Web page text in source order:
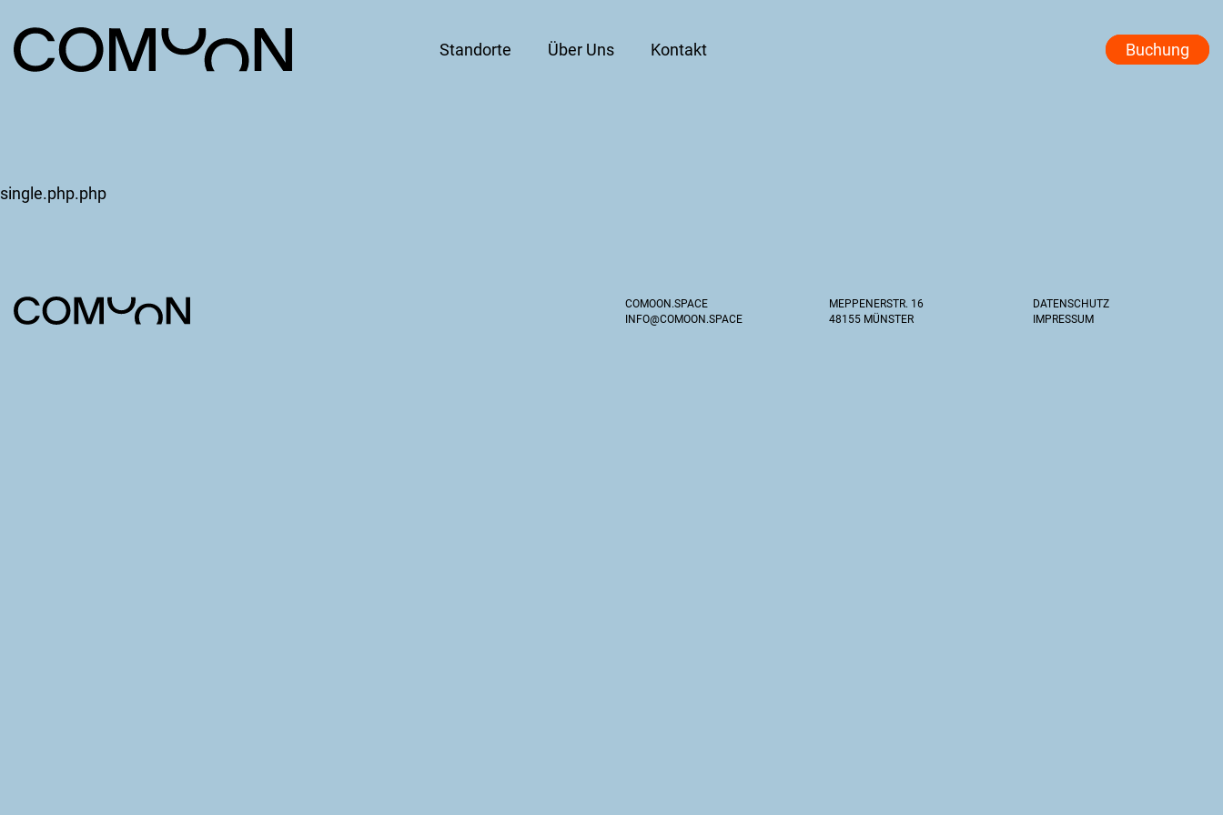
Standorte Über Uns Kontakt Buchung
single.php.php
COMOON.SPACE
INFO@COMOON.SPACE
MEPPENERSTR. 16
48155 MÜNSTER
DATENSCHUTZ
IMPRESSUM